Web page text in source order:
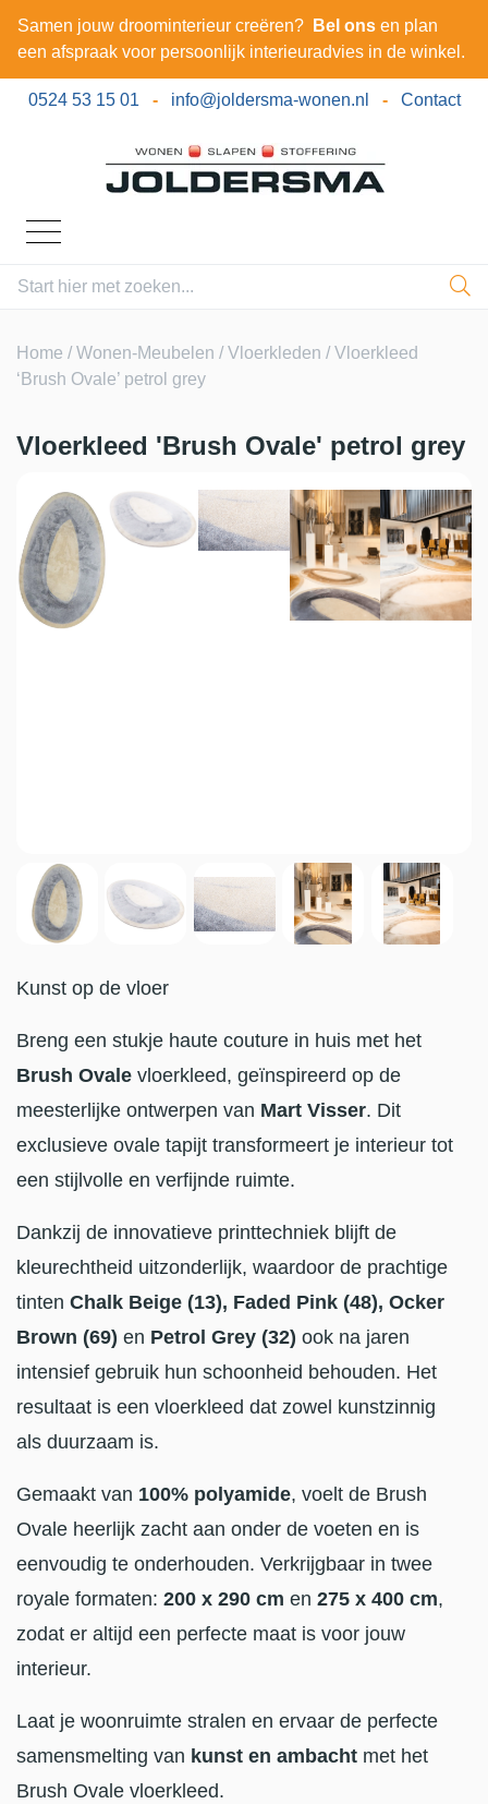
Samen jouw droominterieur creëren? Bel ons en plan
een afspraak voor persoonlijk interieuradvies in de winkel.
0524 53 15 01 - info@joldersma-wonen.nl - Contact
Home /Wonen-Meubelen /Vloerkleden / Vloerkleed
‘Brush Ovale’ petrol grey
Vloerkleed 'Brush Ovale' petrol grey
Kunst op de vloer
Breng een stukje haute couture in huis met het
Brush Ovale vloerkleed, geïnspireerd op de
meesterlijke ontwerpen van Mart Visser. Dit
exclusieve ovale tapijt transformeert je interieur tot
een stijlvolle en verfijnde ruimte.
Dankzij de innovatieve printtechniek blijft de
kleurechtheid uitzonderlijk, waardoor de prachtige
tinten Chalk Beige (13), Faded Pink (48), Ocker
Brown (69) en Petrol Grey (32) ook na jaren
intensief gebruik hun schoonheid behouden. Het
resultaat is een vloerkleed dat zowel kunstzinnig
als duurzaam is.
Gemaakt van 100% polyamide, voelt de Brush
Ovale heerlijk zacht aan onder de voeten en is
eenvoudig te onderhouden. Verkrijgbaar in twee
royale formaten: 200 x 290 cm en 275 x 400 cm,
zodat er altijd een perfecte maat is voor jouw
interieur.
Laat je woonruimte stralen en ervaar de perfecte
samensmelting van kunst en ambacht met het
Brush Ovale vloerkleed.